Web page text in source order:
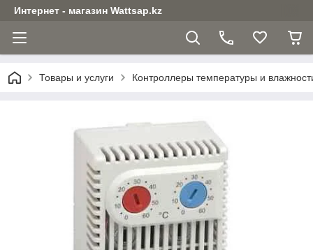
Интернет - магазин Wattsap.kz
Товары и услуги Контроллеры температуры и